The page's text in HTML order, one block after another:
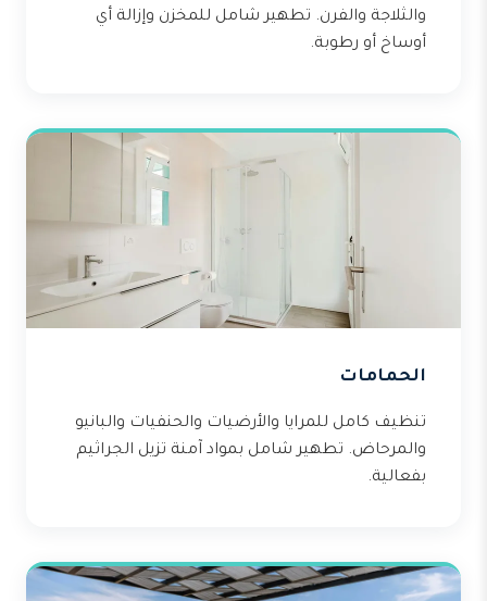
والثلاجة والفرن. تطهير شامل للمخزن وإزالة أي
أوساخ أو رطوبة.
الحمامات
تنظيف كامل للمرايا والأرضيات والحنفيات والبانيو
والمرحاض. تطهير شامل بمواد آمنة تزيل الجراثيم
بفعالية.